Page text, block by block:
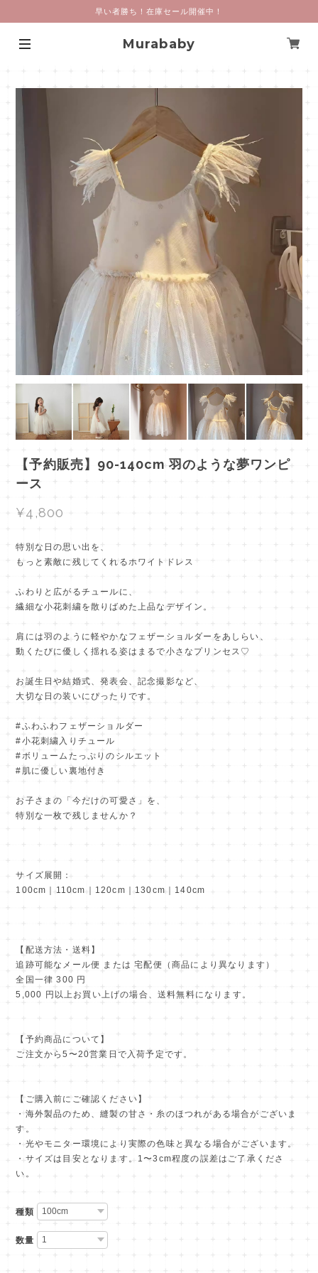
早い者勝ち！在庫セール開催中！
Murababy
【予約販売】90-140cm 羽のような夢ワンピ
ース
¥4,800
特別な日の思い出を、
もっと素敵に残してくれるホワイトドレス
ふわりと広がるチュールに、
繊細な小花刺繍を散りばめた上品なデザイン。
肩には羽のように軽やかなフェザーショルダーをあしらい、
動くたびに優しく揺れる姿はまるで小さなプリンセス♡
お誕生日や結婚式、発表会、記念撮影など、
大切な日の装いにぴったりです。
#ふわふわフェザーショルダー
#小花刺繍入りチュール
#ボリュームたっぷりのシルエット
#肌に優しい裏地付き
お子さまの「今だけの可愛さ」を、
特別な一枚で残しませんか？
サイズ展開：
100cm｜110cm｜120cm｜130cm｜140cm
【配送方法・送料】
追跡可能なメール便 または 宅配便（商品により異なります）
全国一律 300 円
5,000 円以上お買い上げの場合、送料無料になります。
【予約商品について】
ご注文から5〜20営業日で入荷予定です。
【ご購入前にご確認ください】
・海外製品のため、縫製の甘さ・糸のほつれがある場合がございま
す。
・光やモニター環境により実際の色味と異なる場合がございます。
・サイズは目安となります。1〜3cm程度の誤差はご了承くださ
い。
種類
数量